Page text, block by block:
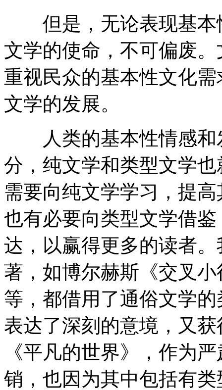
但是，无论表现基本
文学的使命，不可偏废
重视民众的基本性文化
文学的发展。
人类的基本性情感和
分，纯文学和类型文学
需要向纯文学学习，提
也有必要向类型文学借
达，以赢得更多的读者
著，如博尔赫斯《交叉
等，都借用了通俗文学
表达了深刻的意境，又
《平凡的世界》，作为
销，也因为其中包括有